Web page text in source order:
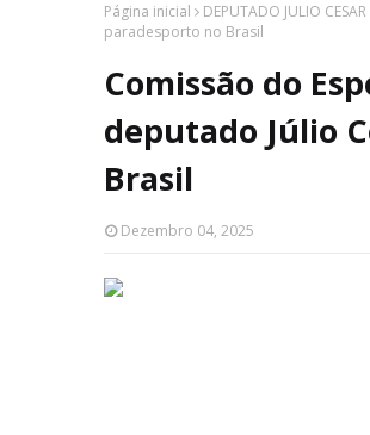
Página inicial DEPUTADO JULIO CESAR
paradesporto no Brasil
Comissão do
deputado Júlio
Brasil
Dezembro 04, 2025